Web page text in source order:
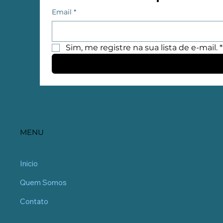
Email *
Sim, me registre na sua lista de e-mail. *
MENU
Inicio
Quem Somos
Contato